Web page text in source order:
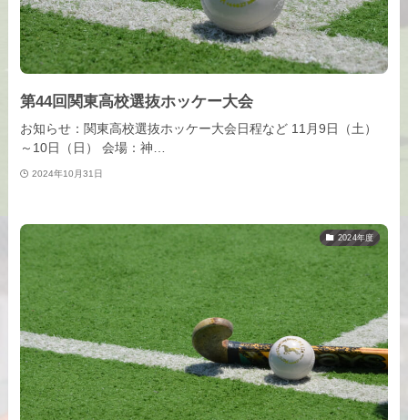
第44回関東高校選抜ホッケー大会
お知らせ：関東高校選抜ホッケー大会日程など 11月9日（土）
～10日（日） 会場：神…
2024年10月31日
2024年度